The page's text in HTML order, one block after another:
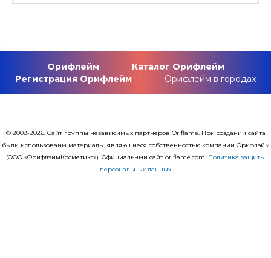
.
Орифлейм
Каталог Орифлейм
Регистрация Орифлейм
Орифлейм в городах
© 2008-2026. Сайт группы независимых партнеров Oriflame. При создании сайта
были использованы материалы, являющиеся собственностью компании Орифлэйм
(ООО «ОрифлэймКосметикс»). Официальный сайт оriflаme.com. Политика защиты
персональных данных